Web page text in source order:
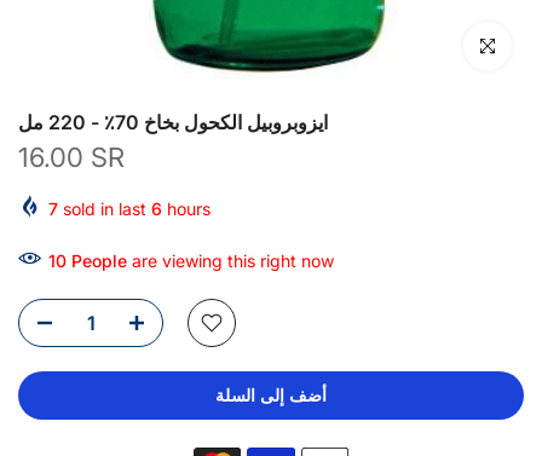
انقر للتكبير
ايزوبروبيل الكحول بخاخ 70٪ - 220 مل
16.00 SR
7 sold in last 6 hours
10 People are viewing this right now
أضف إلى السلة